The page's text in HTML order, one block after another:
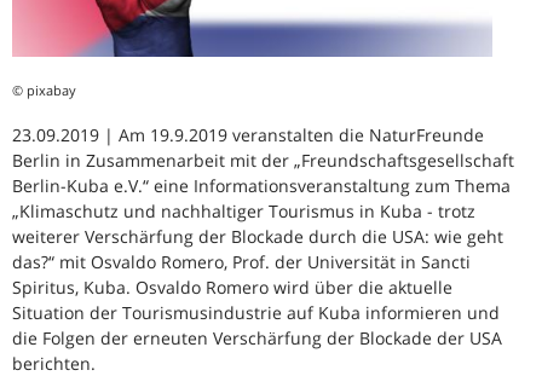
© pixabay
23.09.2019 | Am 19.9.2019 veranstalten die NaturFreunde
Berlin in Zusammenarbeit mit der „Freundschaftsgesellschaft
Berlin-Kuba e.V.“ eine Informationsveranstaltung zum Thema
„Klimaschutz und nachhaltiger Tourismus in Kuba - trotz
weiterer Verschärfung der Blockade durch die USA: wie geht
das?“ mit Osvaldo Romero, Prof. der Universität in Sancti
Spiritus, Kuba. Osvaldo Romero wird über die aktuelle
Situation der Tourismusindustrie auf Kuba informieren und
die Folgen der erneuten Verschärfung der Blockade der USA
berichten.